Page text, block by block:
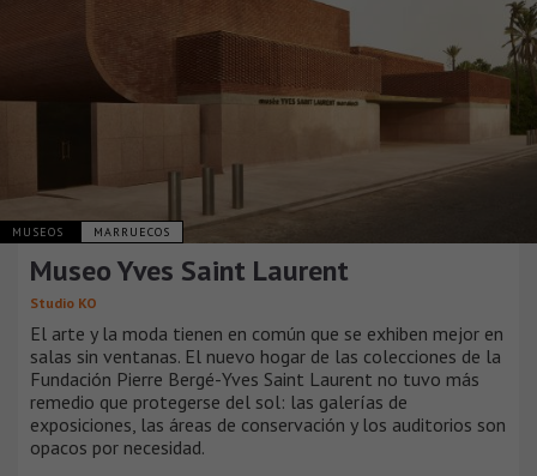
MUSEOS MARRUECOS
Museo Yves Saint Laurent
Studio KO
El arte y la moda tienen en común que se exhiben mejor en
salas sin ventanas. El nuevo hogar de las colecciones de la
Fundación Pierre Bergé-Yves Saint Laurent no tuvo más
remedio que protegerse del sol: las galerías de
exposiciones, las áreas de conservación y los auditorios son
opacos por necesidad.